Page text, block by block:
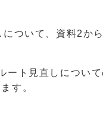
ついて、資料2か
ト見直しについ
す。